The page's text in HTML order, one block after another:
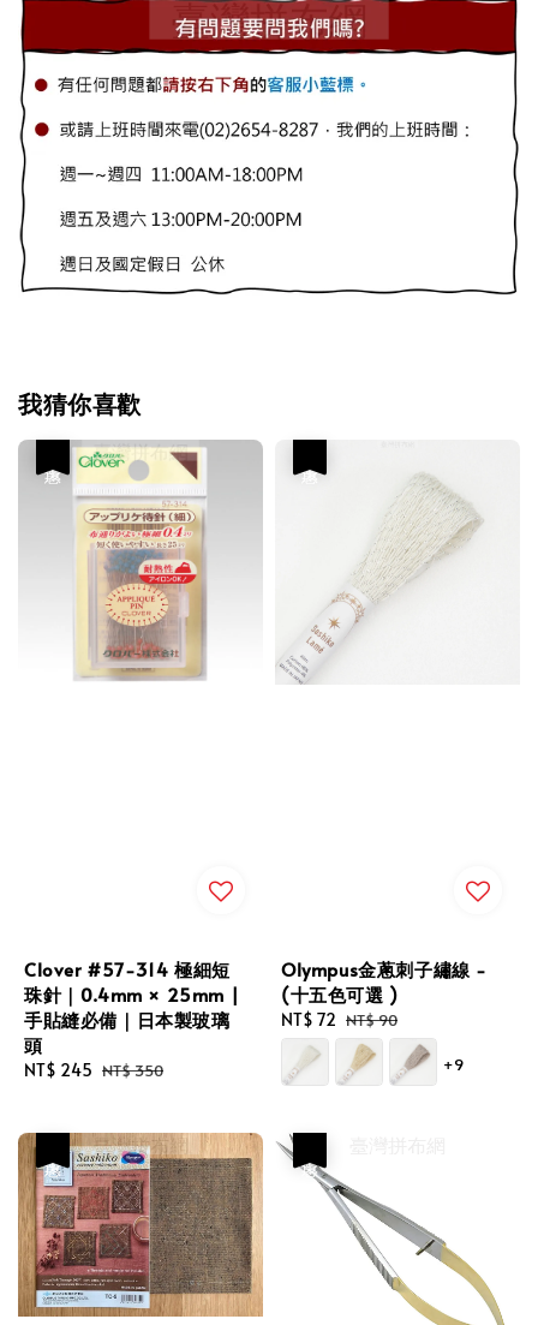
我猜你喜歡
Clover #57-314 極細短
珠針｜0.4mm × 25mm |
手貼縫必備｜日本製玻璃
頭
Sale
NT$ 245 Regular
NT$ 350
Olympus金蔥刺子繡線 -
(十五色可選 )
Sale
price
NT$ 72 Regular
price
NT$ 90
+9